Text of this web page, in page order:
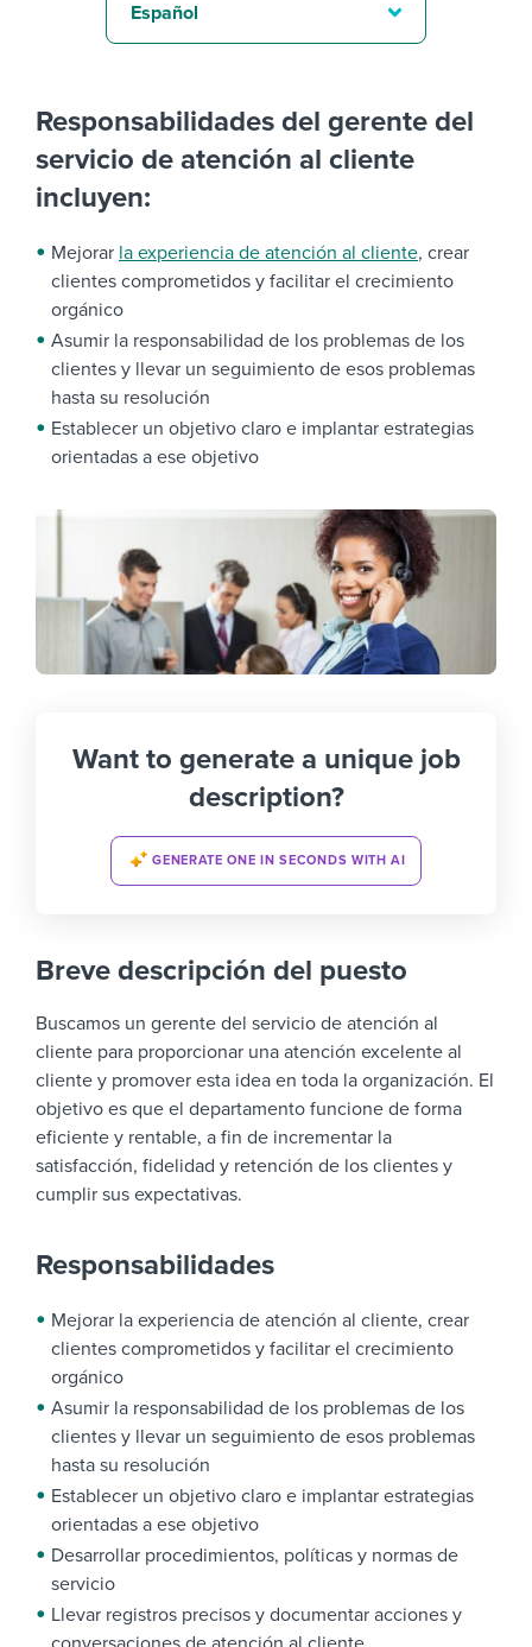
Responsabilidades del gerente del
servicio de atención al cliente
incluyen:
Mejorar la experiencia de atención al cliente, crear
clientes comprometidos y facilitar el crecimiento
orgánico
Asumir la responsabilidad de los problemas de los
clientes y llevar un seguimiento de esos problemas
hasta su resolución
Establecer un objetivo claro e implantar estrategias
orientadas a ese objetivo
Want to generate a unique job
description?
GENERATE ONE IN SECONDS WITH AI
Breve descripción del puesto
Buscamos un gerente del servicio de atención al
cliente para proporcionar una atención excelente al
cliente y promover esta idea en toda la organización. El
objetivo es que el departamento funcione de forma
eficiente y rentable, a fin de incrementar la
satisfacción, fidelidad y retención de los clientes y
cumplir sus expectativas.
Responsabilidades
Mejorar la experiencia de atención al cliente, crear
clientes comprometidos y facilitar el crecimiento
orgánico
Asumir la responsabilidad de los problemas de los
clientes y llevar un seguimiento de esos problemas
hasta su resolución
Establecer un objetivo claro e implantar estrategias
orientadas a ese objetivo
Desarrollar procedimientos, políticas y normas de
servicio
Llevar registros precisos y documentar acciones y
Español